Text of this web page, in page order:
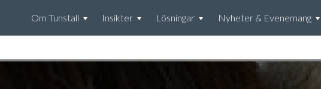
Om Tunstall Insikter Lösningar Nyheter & Evenemang